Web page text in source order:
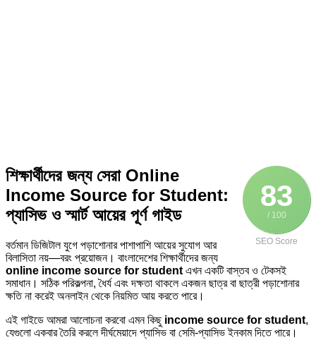
83
/ 100
SEO Score
শিক্ষার্থীদের জন্য সেরা Online
Income Source for Student:
প্যাসিভ ও স্মার্ট আয়ের পূর্ণ গাইড
বর্তমান ডিজিটাল যুগে পড়াশোনার পাশাপাশি আয়ের সুযোগ আর
বিলাসিতা নয়—বরং প্রয়োজন। বাংলাদেশের শিক্ষার্থীদের জন্য
online income source for student এখন একটি বাস্তব ও টেকসই
সমাধান। সঠিক পরিকল্পনা, ধৈর্য এবং দক্ষতা থাকলে একজন ছাত্র বা ছাত্রী পড়াশোনার
ক্ষতি না করেই অনলাইন থেকে নিয়মিত আয় করতে পারে।
এই গাইডে আমরা আলোচনা করবো এমন কিছু income source for student,
যেগুলো একবার তৈরি করলে দীর্ঘমেয়াদে প্যাসিভ বা সেমি-প্যাসিভ ইনকাম দিতে পারে।